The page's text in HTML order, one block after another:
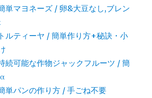
単マヨネーズ / 卵&大豆なし,ブレン
ルティーヤ / 簡単作り方+秘訣・小
続可能な作物ジャックフルーツ / 簡
単パンの作り方 / 手ごね不要